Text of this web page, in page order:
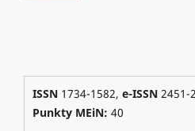
ISSN1734-1582, e-ISSN2451-
Punkty MEiN: 40